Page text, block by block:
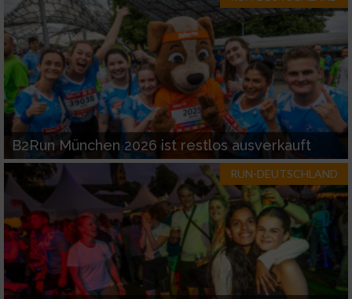
B2Run München 2026 ist restlos ausverkauft
RUN-DEUTSCHLAND